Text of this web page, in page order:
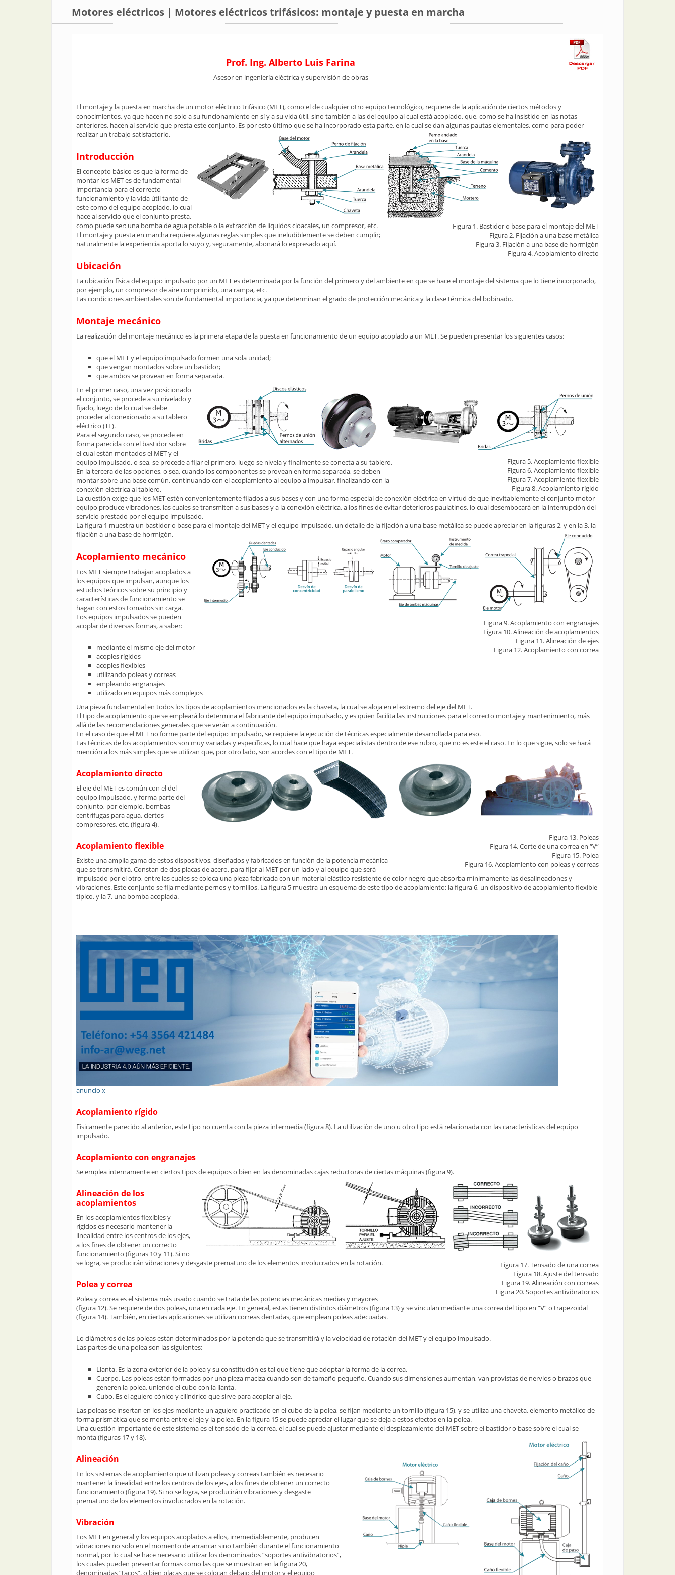
Motores eléctricos | Motores eléctricos trifásicos: montaje y puesta en marcha
Prof. Ing. Alberto Luis Farina
Asesor en ingeniería eléctrica y supervisión de obras
El montaje y la puesta en marcha de un motor eléctrico trifásico (MET), como el de cualquier otro equipo tecnológico, requiere de la aplicación de ciertos métodos y
conocimientos, ya que hacen no solo a su funcionamiento en sí y a su vida útil, sino también a las del equipo al cual está acoplado, que, como se ha insistido en las notas
anteriores, hacen al servicio que presta este conjunto. Es por esto último que se ha incorporado esta parte, en la cual se dan algunas pautas elementales, como para poder
realizar un trabajo satisfactorio.
Figura 1. Bastidor o base para el montaje del MET
Figura 2. Fijación a una base metálica
Figura 3. Fijación a una base de hormigón
Figura 4. Acoplamiento directo
Introducción
El concepto básico es que la forma de
montar los MET es de fundamental
importancia para el correcto
funcionamiento y la vida útil tanto de
este como del equipo acoplado, lo cual
hace al servicio que el conjunto presta,
como puede ser: una bomba de agua potable o la extracción de líquidos cloacales, un compresor, etc.
El montaje y puesta en marcha requiere algunas reglas simples que ineludiblemente se deben cumplir;
naturalmente la experiencia aporta lo suyo y, seguramente, abonará lo expresado aquí.
Ubicación
La ubicación física del equipo impulsado por un MET es determinada por la función del primero y del ambiente en que se hace el montaje del sistema que lo tiene incorporado,
por ejemplo, un compresor de aire comprimido, una rampa, etc.
Las condiciones ambientales son de fundamental importancia, ya que determinan el grado de protección mecánica y la clase térmica del bobinado.
Montaje mecánico
La realización del montaje mecánico es la primera etapa de la puesta en funcionamiento de un equipo acoplado a un MET. Se pueden presentar los siguientes casos:
que el MET y el equipo impulsado formen una sola unidad;
que vengan montados sobre un bastidor;
que ambos se provean en forma separada.
Figura 5. Acoplamiento flexible
Figura 6. Acoplamiento flexible
Figura 7. Acoplamiento flexible
Figura 8. Acoplamiento rígido
En el primer caso, una vez posicionado
el conjunto, se procede a su nivelado y
fijado, luego de lo cual se debe
proceder al conexionado a su tablero
eléctrico (TE).
Para el segundo caso, se procede en
forma parecida con el bastidor sobre
el cual están montados el MET y el
equipo impulsado, o sea, se procede a fijar el primero, luego se nivela y finalmente se conecta a su tablero.
En la tercera de las opciones, o sea, cuando los componentes se provean en forma separada, se deben
montar sobre una base común, continuando con el acoplamiento al equipo a impulsar, finalizando con la
conexión eléctrica al tablero.
La cuestión exige que los MET estén convenientemente fijados a sus bases y con una forma especial de conexión eléctrica en virtud de que inevitablemente el conjunto motor-
equipo produce vibraciones, las cuales se transmiten a sus bases y a la conexión eléctrica, a los fines de evitar deterioros paulatinos, lo cual desembocará en la interrupción del
servicio prestado por el equipo impulsado.
La figura 1 muestra un bastidor o base para el montaje del MET y el equipo impulsado, un detalle de la fijación a una base metálica se puede apreciar en la figuras 2, y en la 3, la
fijación a una base de hormigón.
Figura 9. Acoplamiento con engranajes
Figura 10. Alineación de acoplamientos
Figura 11. Alineación de ejes
Figura 12. Acoplamiento con correa
Acoplamiento mecánico
Los MET siempre trabajan acoplados a
los equipos que impulsan, aunque los
estudios teóricos sobre su principio y
características de funcionamiento se
hagan con estos tomados sin carga.
Los equipos impulsados se pueden
acoplar de diversas formas, a saber:
mediante el mismo eje del motor
acoples rígidos
acoples flexibles
utilizando poleas y correas
empleando engranajes
utilizado en equipos más complejos
Una pieza fundamental en todos los tipos de acoplamientos mencionados es la chaveta, la cual se aloja en el extremo del eje del MET.
El tipo de acoplamiento que se empleará lo determina el fabricante del equipo impulsado, y es quien facilita las instrucciones para el correcto montaje y mantenimiento, más
allá de las recomendaciones generales que se verán a continuación.
En el caso de que el MET no forme parte del equipo impulsado, se requiere la ejecución de técnicas especialmente desarrollada para eso.
Las técnicas de los acoplamientos son muy variadas y específicas, lo cual hace que haya especialistas dentro de ese rubro, que no es este el caso. En lo que sigue, solo se hará
mención a los más simples que se utilizan que, por otro lado, son acordes con el tipo de MET.
Figura 13. Poleas
Figura 14. Corte de una correa en “V”
Figura 15. Polea
Figura 16. Acoplamiento con poleas y correas
Acoplamiento directo
El eje del MET es común con el del
equipo impulsado, y forma parte del
conjunto, por ejemplo, bombas
centrífugas para agua, ciertos
compresores, etc. (figura 4).
Acoplamiento flexible
Existe una amplia gama de estos dispositivos, diseñados y fabricados en función de la potencia mecánica
que se transmitirá. Constan de dos placas de acero, para fijar al MET por un lado y al equipo que será
impulsado por el otro, entre las cuales se coloca una pieza fabricada con un material elástico resistente de color negro que absorba mínimamente las desalineaciones y
vibraciones. Este conjunto se fija mediante pernos y tornillos. La figura 5 muestra un esquema de este tipo de acoplamiento; la figura 6, un dispositivo de acoplamiento flexible
típico, y la 7, una bomba acoplada.
anuncio x
Acoplamiento rígido
Físicamente parecido al anterior, este tipo no cuenta con la pieza intermedia (figura 8). La utilización de uno u otro tipo está relacionada con las características del equipo
impulsado.
Acoplamiento con engranajes
Se emplea internamente en ciertos tipos de equipos o bien en las denominadas cajas reductoras de ciertas máquinas (figura 9).
Figura 17. Tensado de una correa
Figura 18. Ajuste del tensado
Figura 19. Alineación con correas
Figura 20. Soportes antivibratorios
Alineación de los
acoplamientos
En los acoplamientos flexibles y
rígidos es necesario mantener la
linealidad entre los centros de los ejes,
a los fines de obtener un correcto
funcionamiento (figuras 10 y 11). Si no
se logra, se producirán vibraciones y desgaste prematuro de los elementos involucrados en la rotación.
Polea y correa
Polea y correa es el sistema más usado cuando se trata de las potencias mecánicas medias y mayores
(figura 12). Se requiere de dos poleas, una en cada eje. En general, estas tienen distintos diámetros (figura 13) y se vinculan mediante una correa del tipo en “V” o trapezoidal
(figura 14). También, en ciertas aplicaciones se utilizan correas dentadas, que emplean poleas adecuadas.
Lo diámetros de las poleas están determinados por la potencia que se transmitirá y la velocidad de rotación del MET y el equipo impulsado.
Las partes de una polea son las siguientes:
Llanta. Es la zona exterior de la polea y su constitución es tal que tiene que adoptar la forma de la correa.
Cuerpo. Las poleas están formadas por una pieza maciza cuando son de tamaño pequeño. Cuando sus dimensiones aumentan, van provistas de nervios o brazos que
generen la polea, uniendo el cubo con la llanta.
Cubo. Es el agujero cónico y cilíndrico que sirve para acoplar al eje.
Las poleas se insertan en los ejes mediante un agujero practicado en el cubo de la polea, se fijan mediante un tornillo (figura 15), y se utiliza una chaveta, elemento metálico de
forma prismática que se monta entre el eje y la polea. En la figura 15 se puede apreciar el lugar que se deja a estos efectos en la polea.
Una cuestión importante de este sistema es el tensado de la correa, el cual se puede ajustar mediante el desplazamiento del MET sobre el bastidor o base sobre el cual se
monta (figuras 17 y 18).
Alineación
En los sistemas de acoplamiento que utilizan poleas y correas también es necesario
mantener la linealidad entre los centros de los ejes, a los fines de obtener un correcto
funcionamiento (figura 19). Si no se logra, se producirán vibraciones y desgaste
prematuro de los elementos involucrados en la rotación.
Vibración
Los MET en general y los equipos acoplados a ellos, irremediablemente, producen
vibraciones no solo en el momento de arrancar sino también durante el funcionamiento
normal, por lo cual se hace necesario utilizar los denominados “soportes antivibratorios”,
los cuales pueden presentar formas como las que se muestran en la figura 20,
denominadas “tacos”, o bien placas que se colocan debajo del motor y el equipo